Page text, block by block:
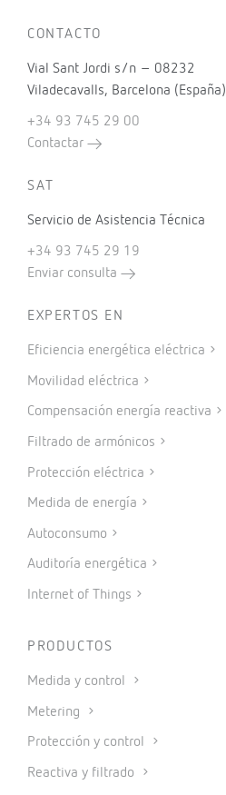
CONTACTO
Vial Sant Jordi s/n – 08232
Viladecavalls, Barcelona (España)
+34 93 745 29 00
Contactar
SAT
Servicio de Asistencia Técnica
+34 93 745 29 19
Enviar consulta
EXPERTOS EN
Eficiencia energética eléctrica
Movilidad eléctrica
Compensación energía reactiva
Filtrado de armónicos
Protección eléctrica
Medida de energía
Autoconsumo
Auditoría energética
Internet of Things
PRODUCTOS
Medida y control
Metering
Protección y control
Reactiva y filtrado